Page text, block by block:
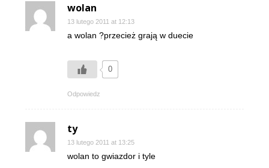
wolan
13 lutego 2011 at 12:13
a wolan ?przecież grają w duecie
0
Odpowiedz
ty
13 lutego 2011 at 13:25
wolan to gwiazdor i tyle